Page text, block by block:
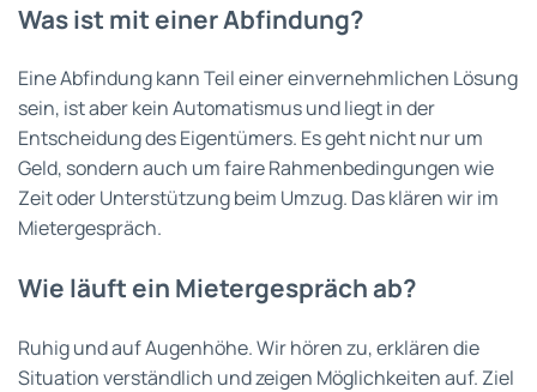
Was ist mit einer Abfindung?
Eine Abfindung kann Teil einer einvernehmlichen Lösung
sein, ist aber kein Automatismus und liegt in der
Entscheidung des Eigentümers. Es geht nicht nur um
Geld, sondern auch um faire Rahmenbedingungen wie
Zeit oder Unterstützung beim Umzug. Das klären wir im
Mietergespräch.
Wie läuft ein Mietergespräch ab?
Ruhig und auf Augenhöhe. Wir hören zu, erklären die
Situation verständlich und zeigen Möglichkeiten auf. Ziel